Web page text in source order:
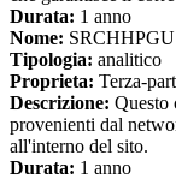
Durata: 1 anno
Nome:
Tipologia: analitico
Proprieta: Terza-
Descrizione: Questo
provenienti dal
all'interno del sito.
Durata: 1 anno